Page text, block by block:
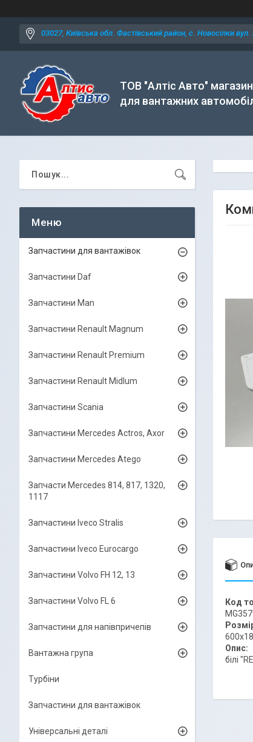
03027, Київська обл. Фастівський район, с. Новосілки вул.
ТОВ "Алтіс Авто"
для вантажних
Код
Опис:
білі
Запчастини для вантажівок
Запчастини Daf
Запчастини Man
Запчастини Renault Magnum
Запчастини Renault Premium
Запчастини Renault Midlum
Запчастини Scania
Запчастини Mercedes Actros, Axor
Запчастини Mercedes Atego
Запчасти Mercedes 814, 817, 1320,
1117
Запчастини Iveco Stralis
Запчастини Iveco Eurocargo
Запчастини Volvo FH 12, 13
Запчастини Volvo FL 6
Запчастини для напівпричепів
Вантажна група
Турбіни
Запчастини для вантажівок
Універсальні деталі